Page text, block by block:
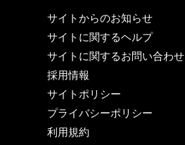
サイトからのお知らせ
サイトに関するヘルプ
サイトに関するお問い合わせ
採用情報
サイトポリシー
プライバシーポリシー
利用規約